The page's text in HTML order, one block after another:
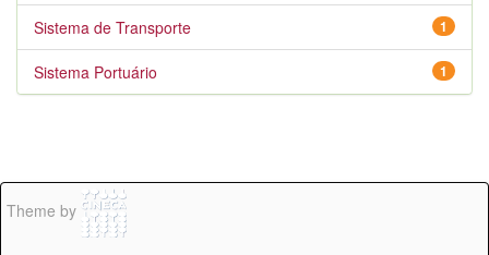
1
Sistema de Transporte
1
Sistema Portuário
Theme by